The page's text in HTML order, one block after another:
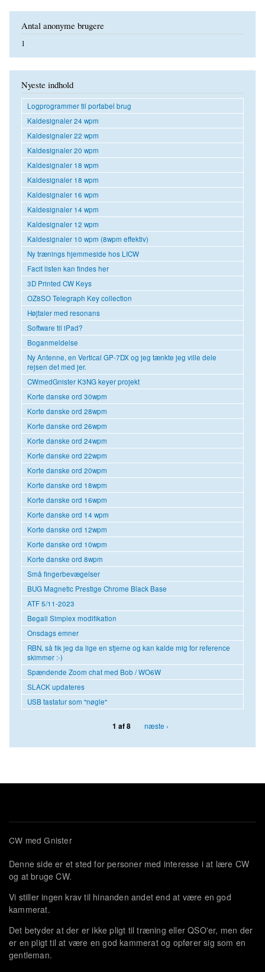
Antal anonyme brugere
1
Nyeste indhold
Logprogrammer til portabel brug
Kaldesignaler 24 wpm
Kaldesignaler 22 wpm
Kaldesignaler 20 wpm
Kaldesignaler 18 wpm
Kaldesignaler 18 wpm
Kaldesignaler 16 wpm
Kaldesignaler 14 wpm
Kaldesignaler 12 wpm
Kaldesignaler 10 wpm (8wpm effektiv)
Ny trænings hjemmeside hos LICW
Facit listen kan findes her
3D Printed CW Keys
OZ8SO Telegraph Key collection
Højtaler med resonans
Software til iPad?
Boganmeldelse
Ny Antenne, en Vertical GP-7DX og jeg tænkte jeg ville dele
rejsen det med jer.
CWmedGnister K3NG keyer projekt
Korte danske ord 30wpm
Korte danske ord 28wpm
Korte danske ord 26wpm
Korte danske ord 24wpm
Korte danske ord 22wpm
Korte danske ord 20wpm
Korte danske ord 18wpm
Korte danske ord 16wpm
Korte danske ord 14 wpm
Korte danske ord 12wpm
Korte danske ord 10wpm
Korte danske ord 8wpm
Små fingerbevægelser
BUG Magnetic Prestige Chrome Black Base
ATF 5/11-2023
Begali Simplex modifikation
Onsdags emner
RBN, så fik jeg da lige en stjerne og kan kalde mig for reference
skimmer :-)
Spændende Zoom chat med Bob / WO6W
SLACK updateres
USB tastatur som "nøgle"
1 af 8 næste ›
CW med Gnister
Denne side er et sted for personer med interesse i at lære CW
og at bruge CW.
Vi stiller ingen krav til hinanden andet end at være en god
kammerat.
Det betyder at der er ikke pligt til træning eller QSO'er, men der
er en pligt til at være en god kammerat og opfører sig som en
gentleman.